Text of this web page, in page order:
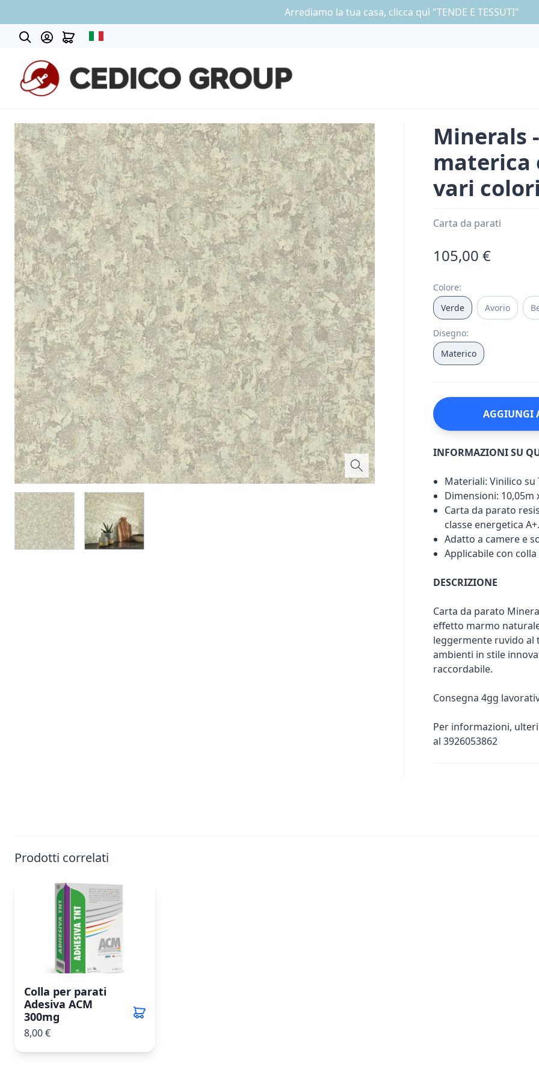
Arrediamo la tua casa, clicca quì "TENDE E TESSUTI"
Minerals
materica
vari
Carta da parati
105,00 €
Colore:
Verde
Avorio
Disegno:
Materico
AGGIUNGI
INFORMAZIONI SU
Materiali: Vinilico
Dimensioni: 10,05m
Carta da parato
classe energetica
Adatto a camere e
Applicabile con
DESCRIZIONE
Carta da parato
effetto marmo
leggermente ruvido al
ambienti in stile
raccordabile.
Consegna 4gg
Per informazioni,
al 3926053862
Prodotti correlati
Colla per parati
Adesiva ACM
300mg
8,00 €